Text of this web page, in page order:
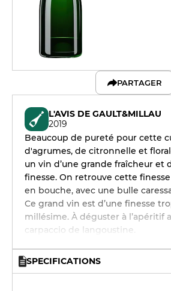
PARTAGER
L'AVIS DE GAULT&MILLAU
2019
Beaucoup de pureté pour cette
d'agrumes, de citronnelle et
un vin d’une grande fraîcheur et
finesse. On retrouve cette
en bouche, avec une bulle
Ce grand vin est d’une finesse
millésime. À déguster à l’apéritif
carpaccio de langoustine.
SPECIFICATIONS